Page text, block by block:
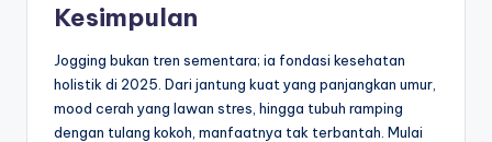
Kesimpulan
Jogging bukan tren sementara; ia fondasi kesehatan
holistik di 2025. Dari jantung kuat yang panjangkan umur,
mood cerah yang lawan stres, hingga tubuh ramping
dengan tulang kokoh, manfaatnya tak terbantah. Mulai